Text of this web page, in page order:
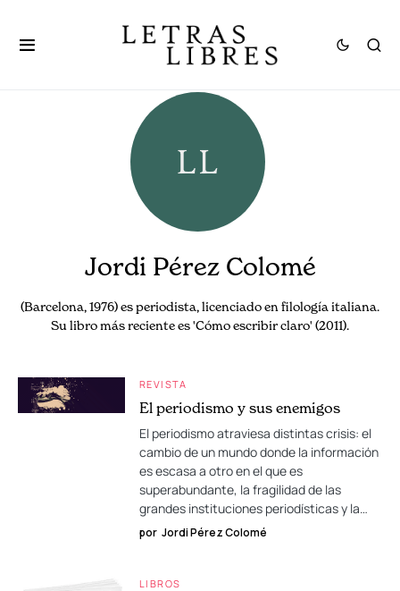
Jordi Pérez Colomé
(Barcelona, 1976) es periodista, licenciado en filología italiana.
Su libro más reciente es 'Cómo escribir claro' (2011).
REVISTA
El periodismo y sus enemigos
El periodismo atraviesa distintas crisis: el
cambio de un mundo donde la información
es escasa a otro en el que es
superabundante, la fragilidad de las
grandes instituciones periodísticas y la…
por Jordi Pérez Colomé
LIBROS